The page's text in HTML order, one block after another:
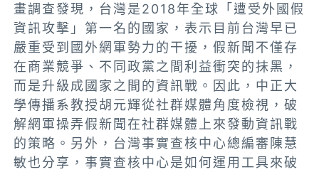
畫調查發現，台灣是2018年全球「遭受外國假
資訊攻擊」第一名的國家，表示目前台灣早已
嚴重受到國外網軍勢力的干擾，假新聞不僅存
在商業競爭、不同政黨之間利益衝突的抹黑，
而是升級成國家之間的資訊戰。因此，中正大
學傳播系教授胡元輝從社群媒體角度檢視，破
解網軍操弄假新聞在社群媒體上來發動資訊戰
的策略。另外，台灣事實查核中心總編審陳慧
敏也分享，事實查核中心是如何運用工具來破